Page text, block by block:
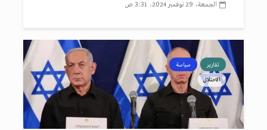
الجمعة، 29 نوفمبر 2024، 3:31 ص
تقارير سياسة
الاحتلال